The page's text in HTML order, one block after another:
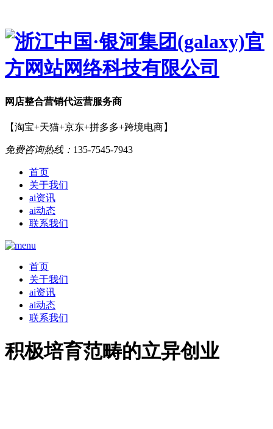
网店整合营销代运营服务商
【淘宝+天猫+京东+拼多多+跨境电商】
免费咨询热线： 135-7545-7943
首页
关于我们
ai资讯
ai动态
联系我们
首页
关于我们
ai资讯
ai动态
联系我们
积极培育范畴的立异创业